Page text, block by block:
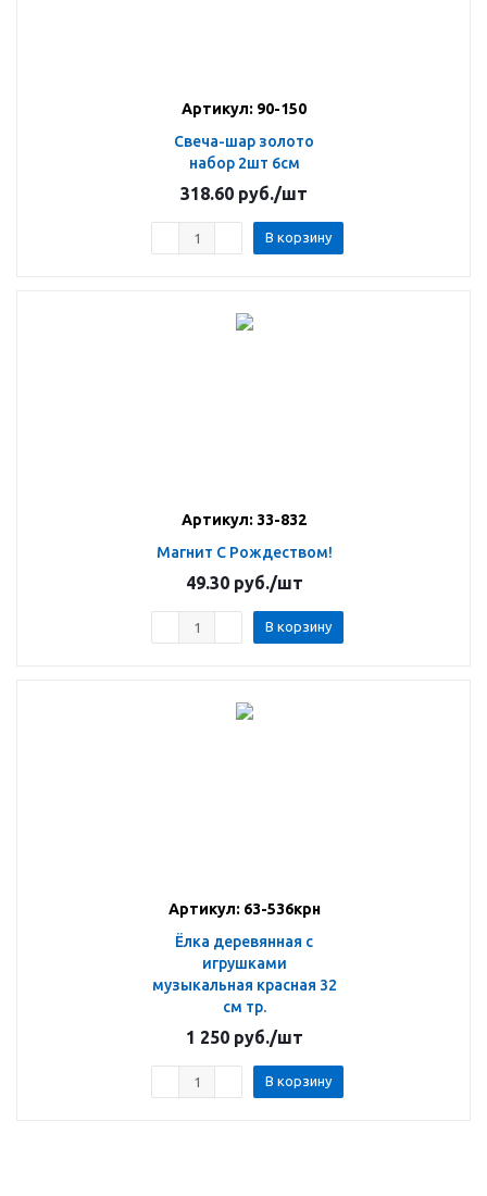
Артикул: 90-150
Свеча-шар золото
набор 2шт 6см
318.60 руб./шт
В корзину
Артикул: 33-832
Магнит С Рождеством!
49.30руб./шт
В корзину
Артикул: 63-536крн
Ёлка деревянная с
игрушками
музыкальная красная 32
см тр.
1 250руб./шт
В корзину